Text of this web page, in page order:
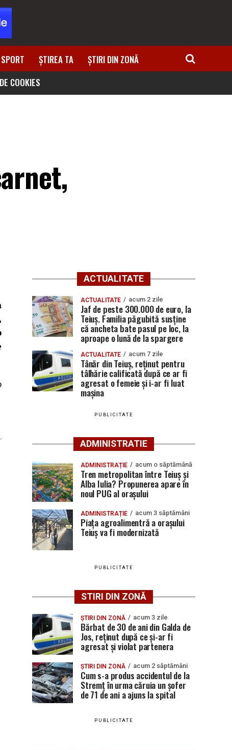
SPORT ȘTIREA TA
ȘTIRI DIN ZONĂ
COOKIES
ACTUALITATE
ACTUALITATE acum 2 zile
Jaf de peste 300.000 de euro, la
Teiuș. Familia păgubită susține
că ancheta bate pasul pe loc, la
aproape o lună de la spargere
ACTUALITATE acum 7 zile
Tânăr din Teiuș, reținut pentru
tâlhărie calificată după ce ar fi
agresat o femeie și i-ar fi luat
mașina
PUBLICITATE
ADMINISTRATIE
ADMINISTRAȚIE acum o săptămână
Tren metropolitan între Teiuș și
Alba Iulia? Propunerea apare în
noul PUG al orașului
ADMINISTRAȚIE acum 3 săptămâni
Piața agroalimentră a orașului
Teiuș va fi modernizată
PUBLICITATE
STIRI DIN ZONĂ
ȘTIRI DIN ZONĂ acum 3 zile
Bărbat de 30 de ani din Galda de
Jos, reținut după ce și-ar fi
agresat și violat partenera
ȘTIRI DIN ZONĂ acum 2 săptămâni
Cum s-a produs accidentul de la
Stremț în urma căruia un șofer
de 71 de ani a ajuns la spital
PUBLICITATE